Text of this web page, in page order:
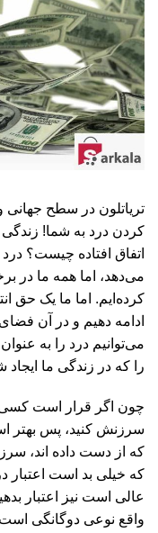
تریاتلون در سطح
کردن درد به شما! زندگی
اتفاق افتاده چیست؟
می‌دهد، اما همه ما در
کرده‌ایم. اما ما یک حق
ادامه دهیم و در آن
می‌توانیم درد را به
را که در زندگی ما ایجاد
چون اگر قرار است کسی
سرزنش کنید، پس بهتر
که از دست داده اند،
که خیلی بد است اعتبار
عالی است نیز اعتبار
واقع نوعی دوگانگی